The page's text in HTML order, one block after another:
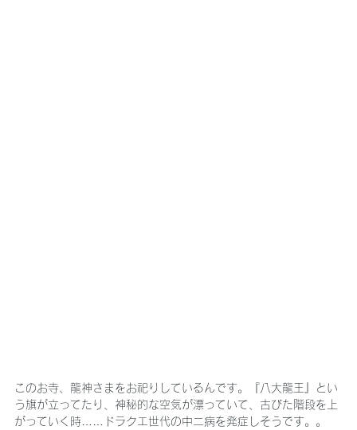
このお寺、龍神さまをお祀りしているんです。『八大龍王』とい
う旗が立ってたり、神秘的な空気が漂っていて、古びた階段を上
がっていく時……ドラクエ世代の中二病を発症しそうです。。